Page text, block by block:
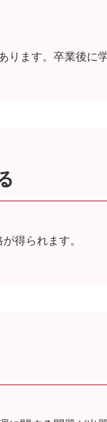
ます。卒業後に
得られます。